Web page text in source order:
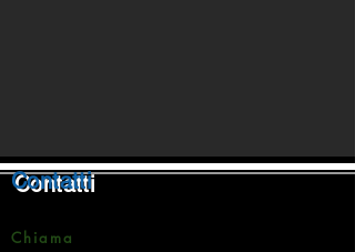
Contatti
Chiama